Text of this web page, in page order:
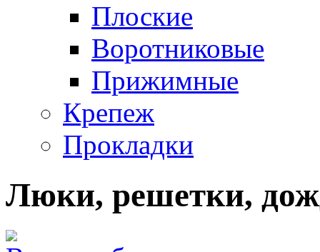
Плоские
Воротниковые
Прижимные
Крепеж
Прокладки
Люки, решетки,